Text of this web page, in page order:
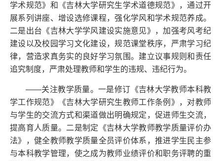
学术规范》和《吉林大学研究生学术道德规范》，通过开
展系列讲座、增设选修课程，强化学风和学术规范养成。
二是出台《吉林大学学风建设实施意见》，加强考风考纪
建设以及校园学习文化建设，规范课堂秩序，严肃学习纪
律，营造求真务实的良好学习氛围。建立议事规则和责任
追究制度，严肃处理教师和学生的违规、违纪行为。
——关注教学质量。一是修订《吉林大学教师本科教
学工作规范》《吉林大学研究生教师工作条例》，对教师
与学生的交流方式和渠道做出明确规定，促进师生交流，
提高育人质量。二是制定《吉林大学教师教学质量评价办
法》，健全教师教学质量全员评价体系，推进学生民主参
与本科教学管理，使之成为教师业绩评价和职务评聘的重